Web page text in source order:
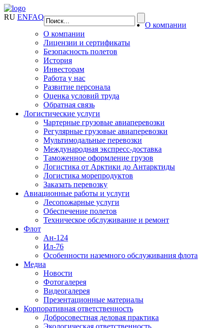
RU ENFAQ
О компании
О компании
Лицензии и сертификаты
Безопасность полетов
История
Инвесторам
Работа у нас
Развитие персонала
Оценка условий труда
Обратная связь
Логистические услуги
Чартерные грузовые авиаперевозки
Регулярные грузовые авиаперевозки
Мультимодальные перевозки
Международная экспресс-доставка
Таможенное оформление грузов
Логистика от Арктики до Антарктиды
Логистика морепродуктов
Заказать перевозку
Авиационные работы и услуги
Лесопожарные услуги
Обеспечение полетов
Техническое обслуживание и ремонт
Флот
Ан-124
Ил-76
Особенности наземного обслуживания флота
Медиа
Новости
Фотогалерея
Видеогалерея
Презентационные материалы
Корпоративная ответственность
Добросовестная деловая практика
Экологическая ответственность